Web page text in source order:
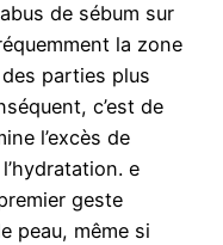
de sébum sur
la zone
parties plus
c’est de
l’excès de
e
geste
peau, même si